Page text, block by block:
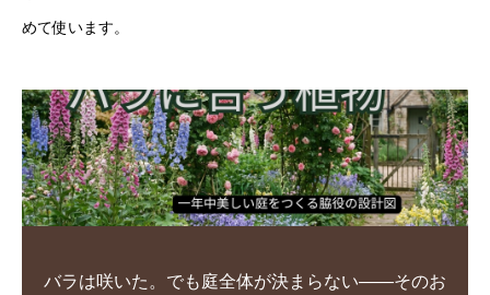
めて使います。
バラは咲いた。でも庭全体が決まらない——そのお